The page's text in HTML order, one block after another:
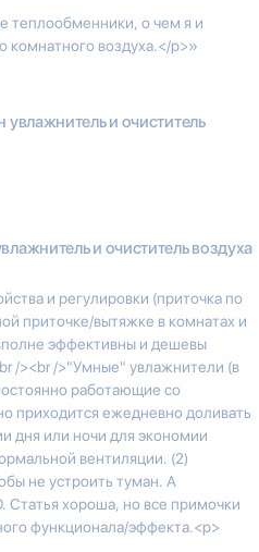
теплообменники, о чем я и
комнатного воздуха.</p>»
и очиститель
и очиститель воздуха
и регулировки (приточка по
приточке/вытяжке в комнатах и
эффективны и дешевы
/><br />"Умные" увлажнители (в
работающие со
приходится ежедневно доливать
дня или ночи для экономии
вентиляции. (2)
не устроить туман. А
хороша, но все примочки
функционала/эффекта.<p>